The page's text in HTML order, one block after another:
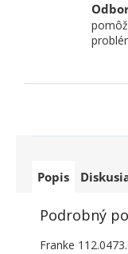
Popis
Podrobný
Franke